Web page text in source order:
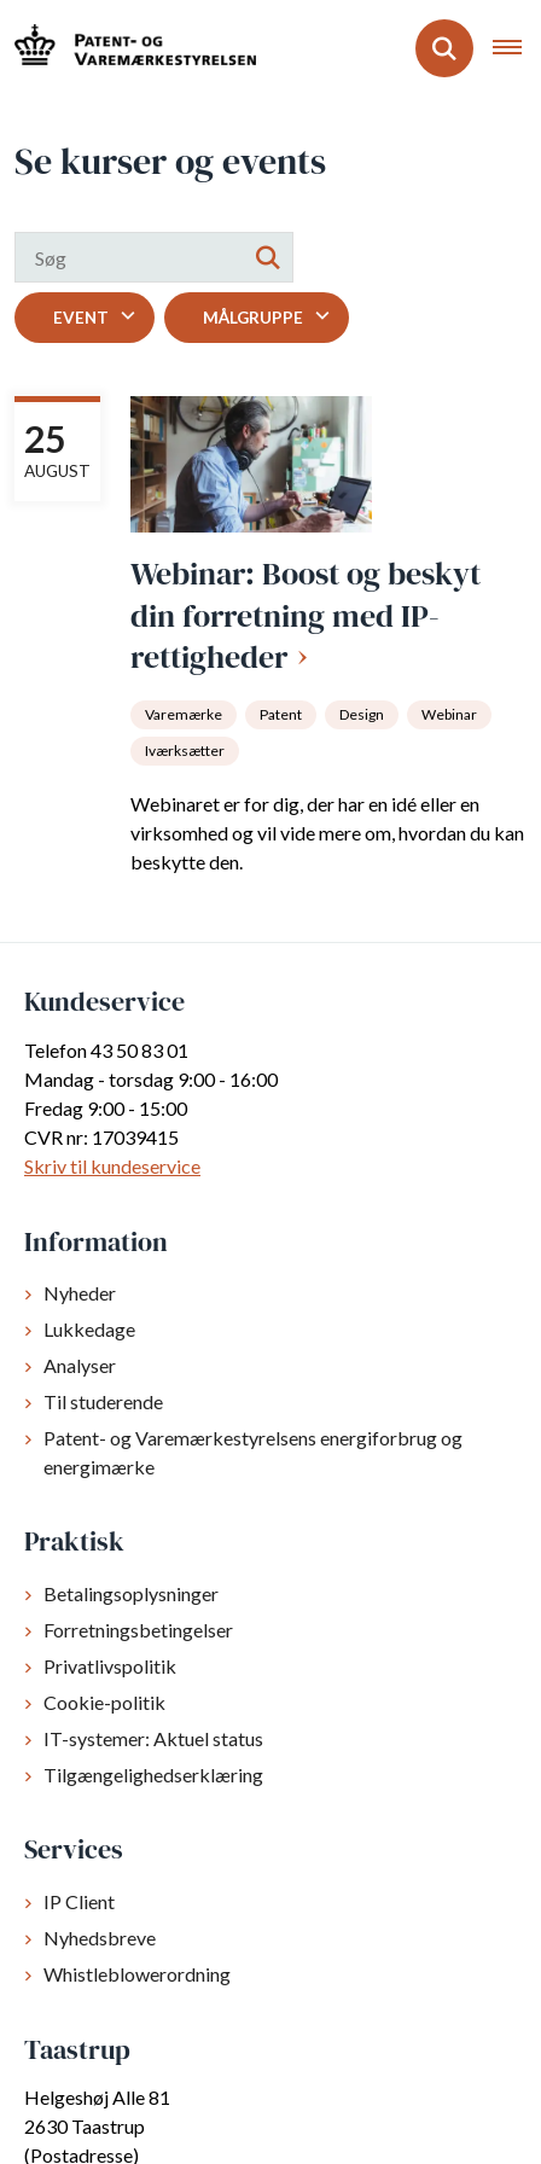
Se kurser og events
EVENT MÅLGRUPPE
Webinar: Boost og beskyt
din forretning med IP-
rettigheder
25
AUGUST
Varemærke Patent Design
Webinar
Iværksætter
Webinaret er for dig, der har en idé eller en
virksomhed og vil vide mere om, hvordan du kan
beskytte den.
Kundeservice
Telefon 43 50 83 01
Mandag - torsdag 9:00 - 16:00
Fredag 9:00 - 15:00
CVR nr: 17039415
Skriv til kundeservice
Information
Nyheder
Lukkedage
Analyser
Til studerende
Patent- og Varemærkestyrelsens energiforbrug og
energimærke
Praktisk
Betalingsoplysninger
Forretningsbetingelser
Privatlivspolitik
Cookie-politik
IT-systemer: Aktuel status
Tilgængelighedserklæring
Services
IP Client
Nyhedsbreve
Whistleblowerordning
Taastrup
Helgeshøj Alle 81
2630 Taastrup
(Postadresse)